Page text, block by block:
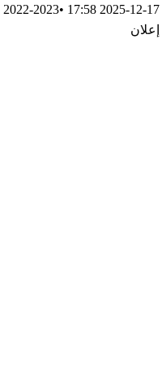
2025-12-17 17:58
•
2022-2023
إعلان